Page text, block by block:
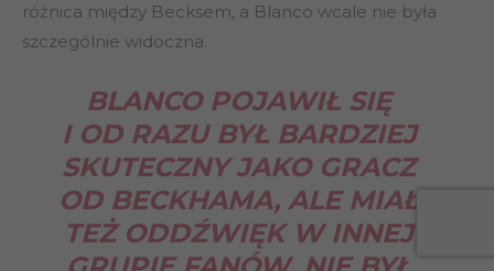
różnica między Becksem, a Blanco wcale nie była
szczególnie widoczna.
BLANCO POJAWIŁ SIĘ
I OD RAZU BYŁ BARDZIEJ
SKUTECZNY JAKO GRACZ
OD BECKHAMA, ALE MIAŁ
TEŻ ODDŹWIĘK W INNEJ